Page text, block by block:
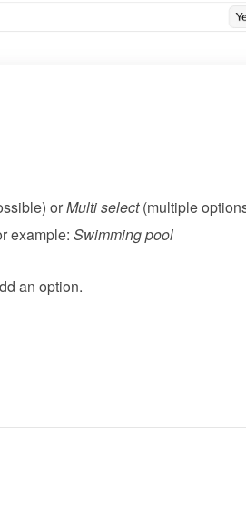
or Multi select (multiple
example: Swimming pool
an option.